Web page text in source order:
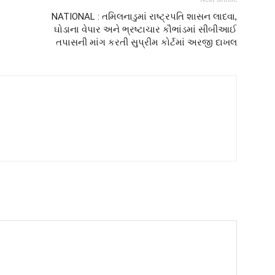
NATIONAL : તમિલનાડુમાં રાષ્ટ્રપતિ શાસન લાદવા,
ઘોડાના વેપાર અને ભ્રષ્ટાચાર કૌભાંડમાં સીબીઆઈ
તપાસની માંગ કરતી સુપ્રીમ કોર્ટમાં અરજી દાખલ